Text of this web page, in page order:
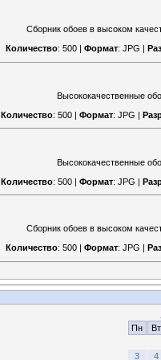
Сборник обоев в высоком
Количество: 500 | Формат: JPG |
Высококачественные
Количество: 500 | Формат: JPG |
Высококачественные
Количество: 500 | Формат: JPG |
Сборник обоев в высоком
Количество: 500 | Формат: JPG |
Пн
Вт
3
4